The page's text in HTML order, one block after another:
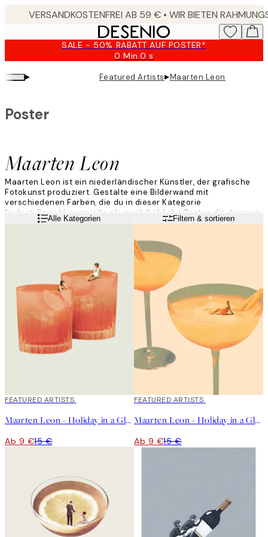
SALE - 50% RABATT AUF POSTER*
0 Min.0 s
Gültig
bis:
2026-
▸ Featured Artists▸Maarten Leon
Maarten Leon
Poster
Maarten Leon ist ein niederländischer Künstler, der grafische
Fotokunst produziert. Gestalte eine Bilderwand mit
verschiedenen Farben, die du in dieser Kategorie
findest. Sowohl verspielte als auch fröhliche Poster, die du ganz
leicht kombinieren kannst. Lass dich inspirieren und entdecke
WeiterlesenAlle Kategorien Filtern & sortieren
40%*
FEATURED ARTISTS
Maarten Leon - Holiday in a Glass No2 Poster
Ab 9 €15 €
40%*
FEATURED ARTISTS
Maarten Leon - Holiday in a Glass No1 Poster
Ab 9 €15 €